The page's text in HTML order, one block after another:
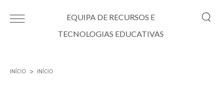
EQUIPA DE RECURSOS E
TECNOLOGIAS EDUCATIVAS
INÍCIO INÍCIO